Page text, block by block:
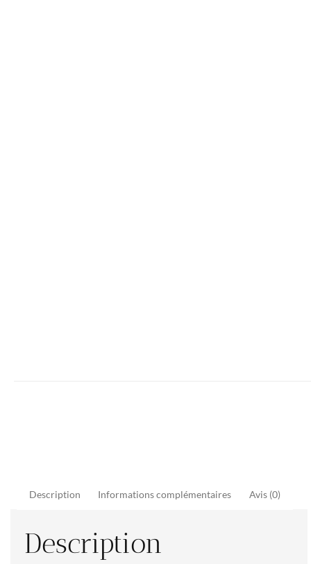
Description Informations complémentaires Avis (0)
Description